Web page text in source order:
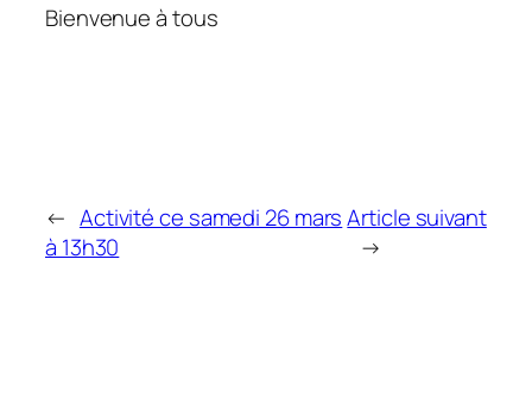
Bienvenue à tous
← Activité ce samedi 26 mars
à 13h30
Article suivant
→